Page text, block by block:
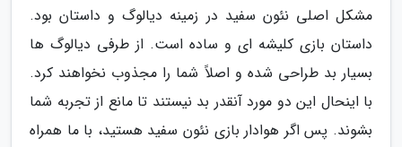
مشکل اصلی نئون سفید در زمینه دیالوگ و داستان بود.
داستان بازی کلیشه ای و ساده است. از طرفی دیالوگ ها
بسیار بد طراحی شده و اصلاً شما را مجذوب نخواهند کرد.
با اینحال این دو مورد آنقدر بد نیستند تا مانع از تجربه شما
بشوند. پس اگر هوادار بازی نئون سفید هستید، با ما همراه